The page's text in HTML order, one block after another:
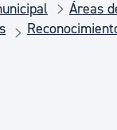
Áreas